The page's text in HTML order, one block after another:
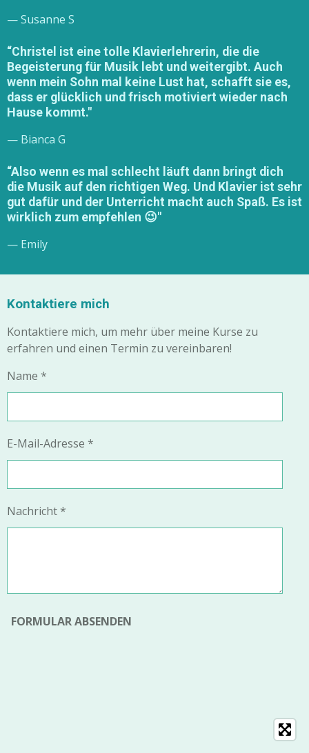
— Susanne S
“Christel ist eine tolle Klavierlehrerin, die die
Begeisterung für Musik lebt und weitergibt. Auch
wenn mein Sohn mal keine Lust hat, schafft sie es,
dass er glücklich und frisch motiviert wieder nach
Hause kommt."
— Bianca G
“Also wenn es mal schlecht läuft dann bringt dich
die Musik auf den richtigen Weg. Und Klavier ist sehr
gut dafür und der Unterricht macht auch Spaß. Es ist
wirklich zum empfehlen 😉"
— Emily
Kontaktiere mich
Kontaktiere mich, um mehr über meine Kurse zu
erfahren und einen Termin zu vereinbaren!
Name *
E-Mail-Adresse *
Nachricht *
FORMULAR ABSENDEN